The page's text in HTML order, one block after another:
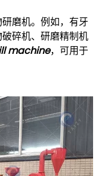
磨机。例如，有牙
碎机、研磨精制机
machine，可用于